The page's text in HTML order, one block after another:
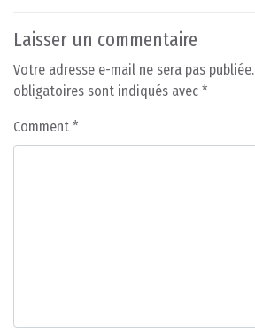
Laisser un commentaire
Votre adresse e-mail ne sera pas publiée.
obligatoires sont indiqués avec *
Comment *